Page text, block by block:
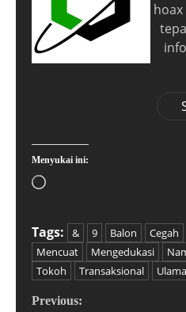
Menyukai ini:
Tags: & 9 Balon Cegah
Mencuat
Mengedukasi
Tokoh
Transaksional Ulama
Previous: